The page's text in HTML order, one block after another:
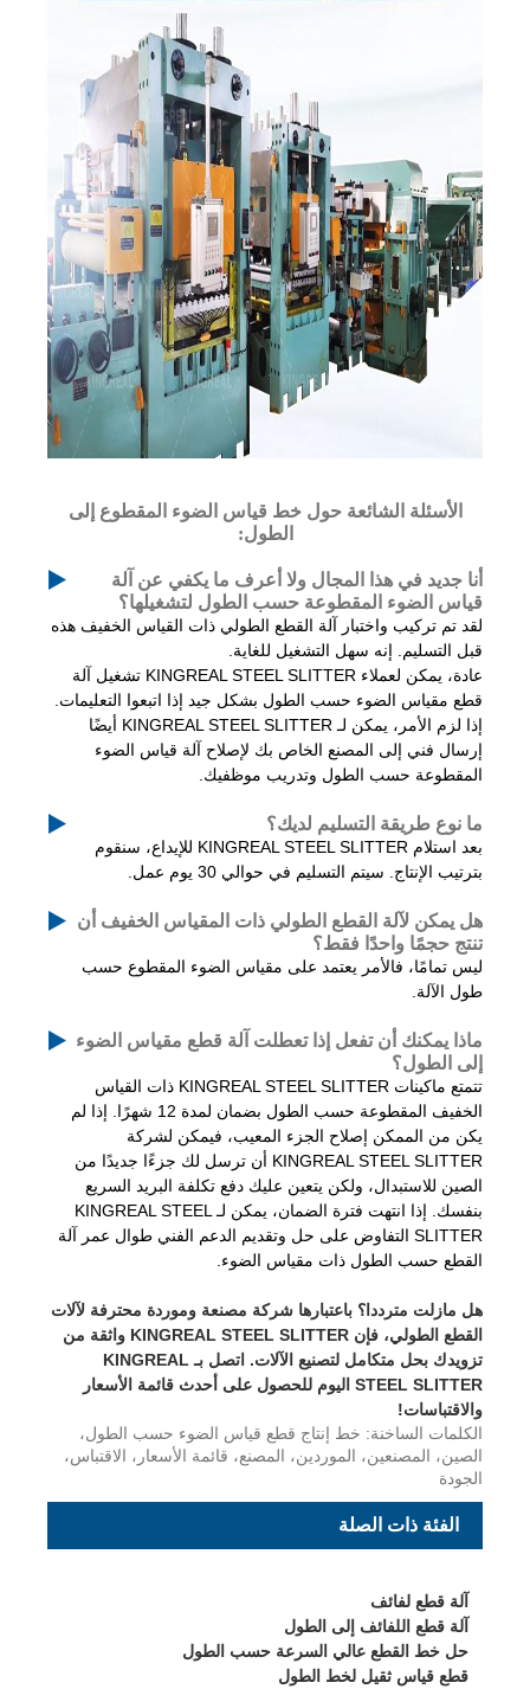
الأسئلة الشائعة حول خط قياس الضوء المقطوع إلى
الطول:
أنا جديد في هذا المجال ولا أعرف ما يكفي عن آلة
قياس الضوء المقطوعة حسب الطول لتشغيلها؟
لقد تم تركيب واختبار آلة القطع الطولي ذات القياس الخفيف هذه
قبل التسليم. إنه سهل التشغيل للغاية.
عادة،
يمكن لعملاء KINGREAL STEEL SLITTER تشغيل آلة
قطع مقياس الضوء حسب الطول بشكل جيد إذا اتبعوا التعليمات.
إذا لزم الأمر، يمكن لـ KINGREAL STEEL SLITTER أيضًا
إرسال فني إلى المصنع الخاص بك لإصلاح آلة قياس الضوء
المقطوعة حسب الطول وتدريب موظفيك.
ما نوع طريقة التسليم لديك؟
بعد استلام KINGREAL STEEL SLITTER للإيداع، سنقوم
بترتيب الإنتاج. سيتم التسليم في حوالي 30 يوم عمل.
هل يمكن لآلة القطع الطولي ذات المقياس الخفيف أن
تنتج حجمًا واحدًا فقط؟
ليس تمامًا، فالأمر يعتمد على مقياس الضوء المقطوع حسب
طول الآلة.
ماذا يمكنك أن تفعل إذا تعطلت آلة قطع مقياس الضوء
إلى الطول؟
تتمتع ماكينات KINGREAL STEEL SLITTER ذات القياس
الخفيف المقطوعة حسب الطول بضمان لمدة 12 شهرًا. إذا لم
يكن من الممكن إصلاح الجزء المعيب، فيمكن لشركة
KINGREAL STEEL SLITTER أن ترسل لك جزءًا جديدًا من
الصين للاستبدال، ولكن يتعين عليك دفع تكلفة البريد السريع
بنفسك. إذا انتهت فترة الضمان، يمكن لـ KINGREAL STEEL
SLITTER التفاوض على حل وتقديم الدعم الفني طوال عمر آلة
القطع حسب الطول ذات مقياس الضوء.
هل مازلت مترددا؟ باعتبارها شركة مصنعة وموردة محترفة لآلات
القطع الطولي، فإن KINGREAL STEEL SLITTER واثقة من
تزويدك بحل متكامل لتصنيع الآلات. اتصل بـ KINGREAL
STEEL SLITTER اليوم للحصول على أحدث قائمة الأسعار
والاقتباسات!
الكلمات الساخنة: خط إنتاج قطع قياس الضوء حسب الطول،
الصين، المصنعين، الموردين، المصنع، قائمة الأسعار، الاقتباس،
الجودة
الفئة ذات الصلة
آلة قطع لفائف
آلة قطع اللفائف إلى الطول
حل خط القطع عالي السرعة حسب الطول
قطع قياس ثقيل لخط الطول